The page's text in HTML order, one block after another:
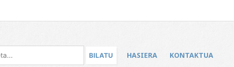
HASIERA KONTAKTUA